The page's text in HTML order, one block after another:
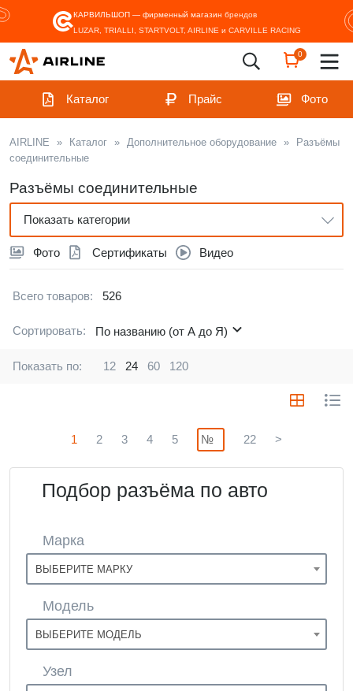
КАРВИЛЬШОП — фирменный магазин брендов
LUZAR, TRIALLI, STARTVOLT, AIRLINE и CARVILLE RACING
0
Каталог Прайс Фото
AIRLINE » Каталог » Дополнительное оборудование »
Разъёмы
соединительные
Разъёмы соединительные
Фото Сертификаты Видео
Показать категории
Всего товаров: 526
Сортировать: По названию (от А до Я)
Показать по: 12 24 60 120
1 2 3 4 5 22 >
Подбор разъёма по авто
Марка
ВЫБЕРИТЕ МАРКУ
Модель
ВЫБЕРИТЕ МОДЕЛЬ
Узел